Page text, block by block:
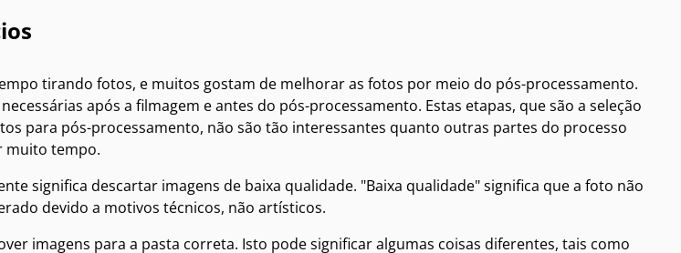
tirando fotos, e muitos gostam de melhorar as fotos por meio do pós-processamento.
após a filmagem e antes do pós-processamento. Estas etapas, que são a seleção
para pós-processamento, não são tão interessantes quanto outras partes do processo
muito tempo.
significa descartar imagens de baixa qualidade. "Baixa qualidade" significa que a foto não
devido a motivos técnicos, não artísticos.
imagens para a pasta correta. Isto pode significar algumas coisas diferentes, tais como